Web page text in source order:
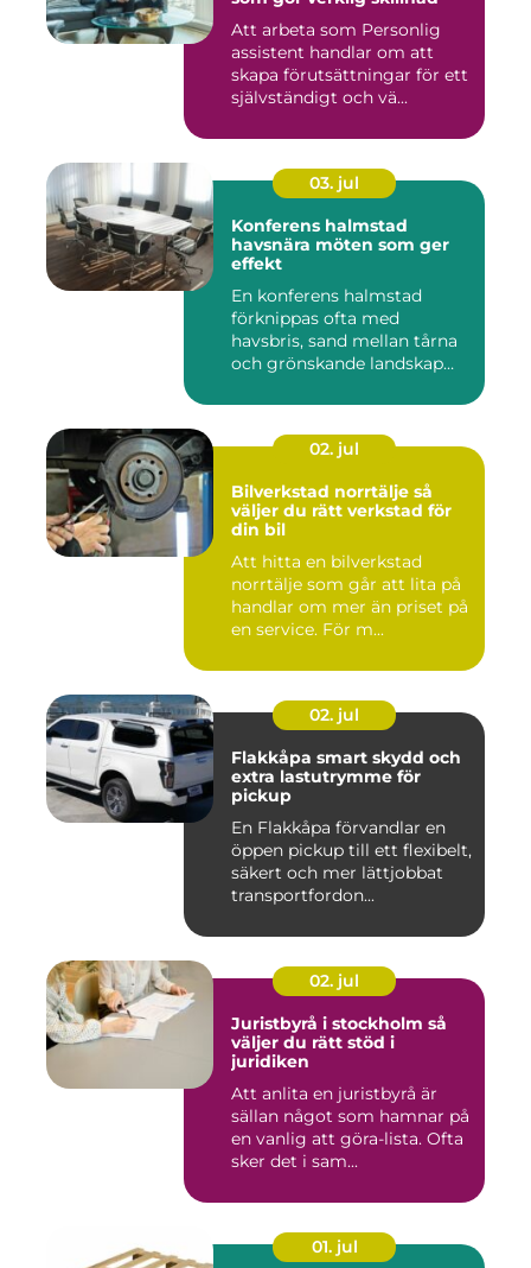
Att arbeta som Personlig
assistent handlar om att
skapa förutsättningar för ett
självständigt och vä...
03. jul
Konferens halmstad
havsnära möten som ger
effekt
En konferens halmstad
förknippas ofta med
havsbris, sand mellan tårna
och grönskande landskap
02. jul
Bilverkstad norrtälje så
väljer du rätt verkstad för
din bil
Att hitta en bilverkstad
norrtälje som går att lita på
handlar om mer än priset på
en service. För m...
02. jul
Flakkåpa smart skydd och
extra lastutrymme för
pickup
En Flakkåpa förvandlar en
öppen pickup till ett flexibelt,
säkert och mer lättjobbat
transportfordon...
02. jul
Juristbyrå i stockholm så
väljer du rätt stöd i
juridiken
Att anlita en juristbyrå är
sällan något som hamnar på
en vanlig att göra-lista. Ofta
sker det i sam...
01. jul